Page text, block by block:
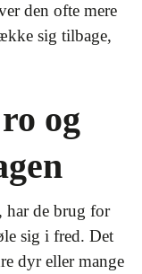
den ofte mere
sig tilbage,
og
har de brug for
sig i fred. Det
dyr eller mange